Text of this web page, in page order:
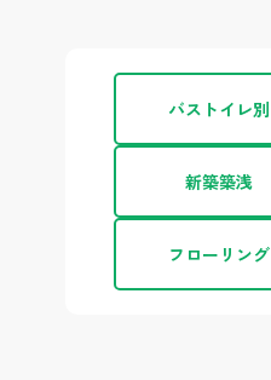
バストイレ別
新築築浅
フローリング